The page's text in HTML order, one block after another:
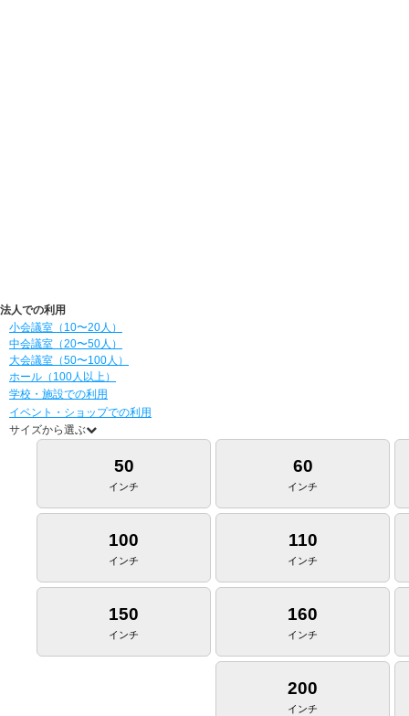
法人での利用
小会議室（10〜20人）
中会議室（20〜50人）
大会議室（50〜100人）
ホール（100人以上）
学校・施設での利用
イベント・ショップでの利用
サイズから選ぶ
50
インチ
60
インチ
100
インチ
110
インチ
150
インチ
160
インチ
200
インチ